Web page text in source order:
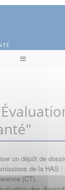
un dépôt de
de la HAS :
(CT),